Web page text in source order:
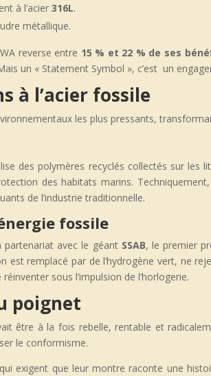
à l’acier 316L.
métallique.
reverse entre 15 % et 22 % de ses
un « Statement Symbol », c’est un
à l’acier fossile
les plus pressants,
des polymères recyclés collectés sur les
des habitats marins.
de l’industrie traditionnelle.
fossile
partenariat avec le géant SSAB, le premier
est remplacé par de l’hydrogène vert, ne
sous l’impulsion de l’horlogerie.
poignet
être à la fois rebelle, rentable et
le conformisme.
exigent que leur montre raconte une